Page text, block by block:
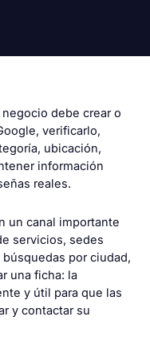
debe crear o
verificarlo,
ubicación,
información
reales.
un canal importante
servicios, sedes
por ciudad,
una ficha: la
y útil para que las
y contactar su